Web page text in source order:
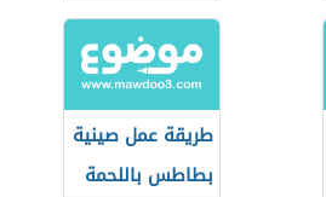
طريقة عمل صينية
بطاطس باللحمة